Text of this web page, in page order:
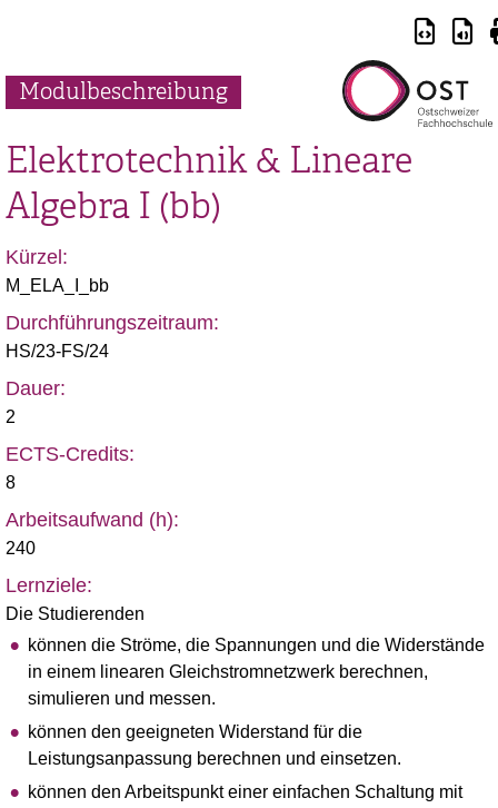
Modulbeschreibung
Elektrotechnik & Lineare
Algebra I (bb)
Kürzel:
M_ELA_I_bb
Durchführungszeitraum:
HS/23-FS/24
Dauer:
2
ECTS-Credits:
8
Arbeitsaufwand (h):
240
Lernziele:
Die Studierenden
können die Ströme, die Spannungen und die Widerstände
in einem linearen Gleichstromnetzwerk berechnen,
simulieren und messen.
können den geeigneten Widerstand für die
Leistungsanpassung berechnen und einsetzen.
können den Arbeitspunkt einer einfachen Schaltung mit